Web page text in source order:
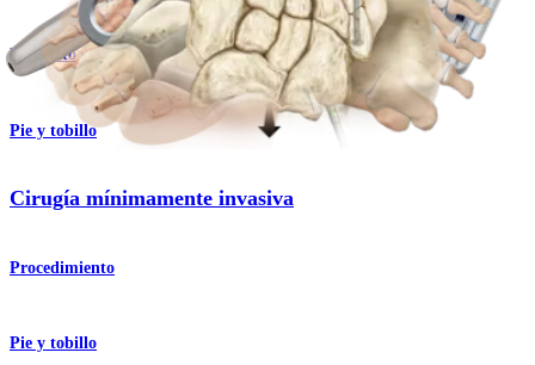
Producto
Pie y tobillo
Cirugía mínimamente invasiva
Procedimiento
Pie y tobillo